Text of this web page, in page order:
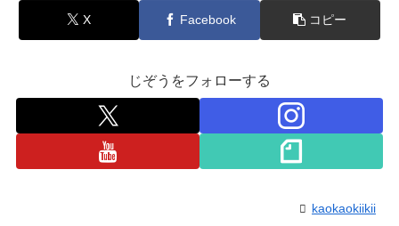
X Facebook コピー
じぞうをフォローする
kaokaokiikii